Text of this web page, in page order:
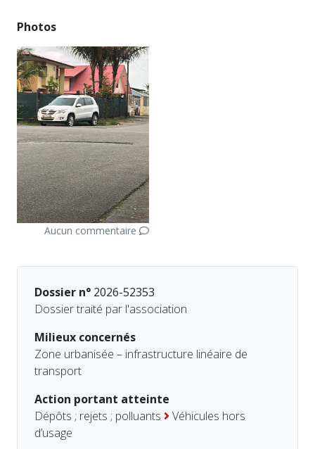
Photos
Aucun commentaire
Dossier n° 2026-52353
Dossier traité par l'association
Milieux concernés
Zone urbanisée – infrastructure linéaire de
transport
Action portant atteinte
Dépôts ; rejets ; polluants
Véhicules hors
d’usage